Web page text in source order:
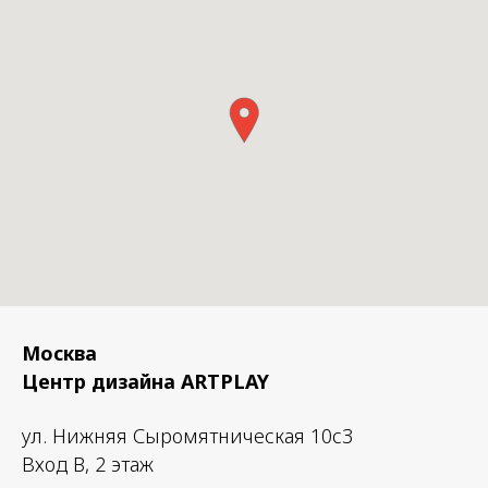
Москва
Центр дизайна ARTPLAY
ул. Нижняя Сыромятническая 10с3
Вход B, 2 этаж